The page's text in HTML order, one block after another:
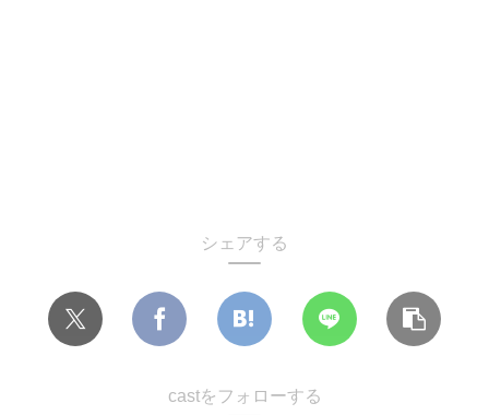
シェアする
castをフォローする